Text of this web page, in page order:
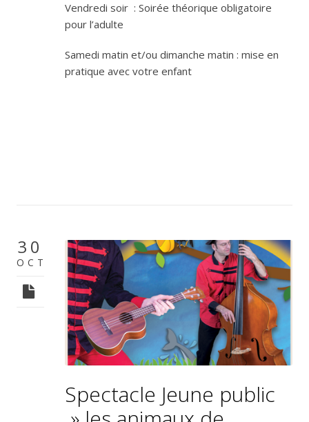
Vendredi soir : Soirée théorique obligatoire
pour l’adulte
Samedi matin et/ou dimanche matin : mise en
pratique avec votre enfant
30
OCT
Spectacle Jeune public